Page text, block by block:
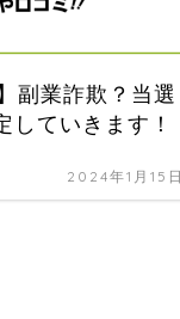
副業詐欺？当選
していきます！
2024年1月15